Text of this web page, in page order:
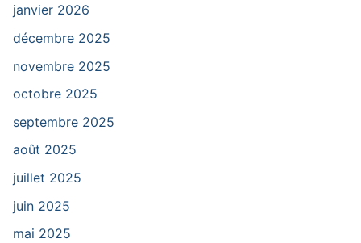
janvier 2026
décembre 2025
novembre 2025
octobre 2025
septembre 2025
août 2025
juillet 2025
juin 2025
mai 2025